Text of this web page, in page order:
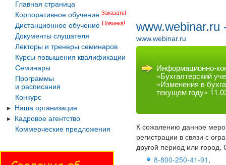
Главная страница
Корпоративное обучение Заказать!
Дистанционное обучение Новинка!
Документы слушателя
Лекторы и тренеры семинаров
Курсы повышения квалификации
Семинары
Программы
и расписания
Конкурс
Наша организация
Кадровое агентство
Коммерческие предложения
www.webinar.ru
Информационно-
«Бухгалтерский
«Изменения в
текущем году»
К сожалению данное
регистрации в связи с
другой период или
8-800-250-41-91 ,